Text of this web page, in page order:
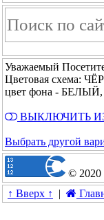
Уважаемый
Цветовая
цвет фона - БЕЛЫЙ,
ВЫКЛЮЧИТЬ
Выбрать другой
© 2020
↑ Вверх ↑
|